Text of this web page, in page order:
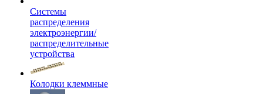
Системы
распределения
электроэнергии/
распределительные
устройства
Колодки клеммные